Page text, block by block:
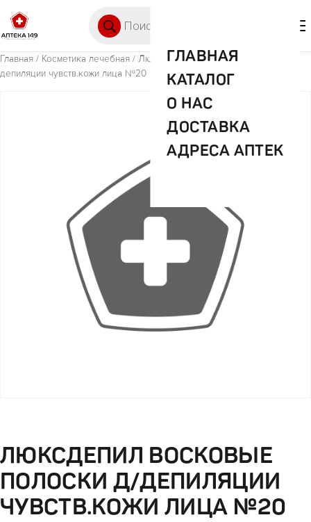
ГЛАВНАЯ
КАТАЛОГ
О НАС
ДОСТАВКА
АДРЕСА АПТЕК
Главная / Косметика лечебная / ЛюксДепил восковые полоски д/
депиляции чувств.кожи лица №20
ЛЮКСДЕПИЛ ВОСКОВЫЕ
ПОЛОСКИ Д/ДЕПИЛЯЦИИ
ЧУВСТВ.КОЖИ ЛИЦА №20